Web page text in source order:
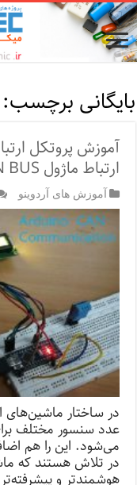
بایگانی برچسب:
ارتباط ماژول MCP2515 CAN BUS با بورد آردوینو
آموزش های آردوینو
عدد سنسور مختلف
می‌شود. این را هم
در تلاش هستند که
هوشمندتر و